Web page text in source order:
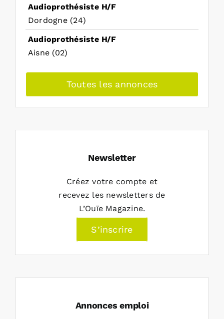
Audioprothésiste H/F
Dordogne (24)
Audioprothésiste H/F
Aisne (02)
Toutes les annonces
Newsletter
Créez votre compte et
recevez les newsletters de
L’Ouïe Magazine.
S’inscrire
Annonces emploi